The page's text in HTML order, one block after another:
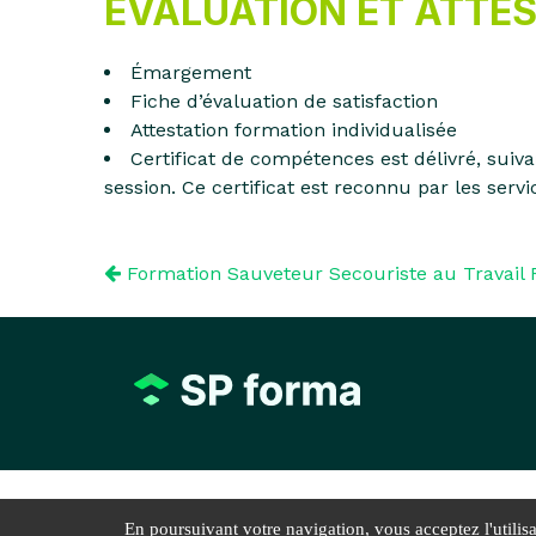
ÉVALUATION ET
Émargement
Fiche d’évaluation de satisfaction
Attestation formation individualisée
Certificat de compétences est délivré,
session. Ce certificat est reconnu par les
Formation Sauveteur Secouriste au Travail
En poursuivant votre navigation, vous acceptez